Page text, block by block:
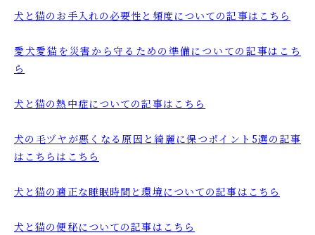
犬と猫のお手入れの必要性と頻度についての記事はこちら
愛犬愛猫を災害から守るための準備についての記事はこち
ら
犬と猫の熱中症についての記事はこちら
犬の毛ヅヤが悪くなる原因と綺麗に保つポイント5選の記事
はこちらはこちら
犬と猫の適正な睡眠時間と環境についての記事はこちら
犬と猫の便秘についての記事はこちら